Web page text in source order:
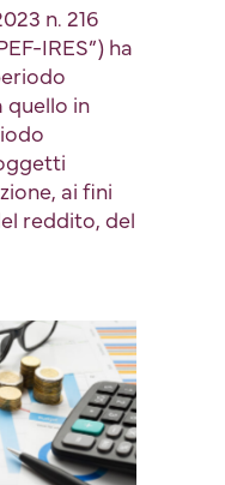
n. 216
IRES”) ha
quello in
ai fini
reddito, del